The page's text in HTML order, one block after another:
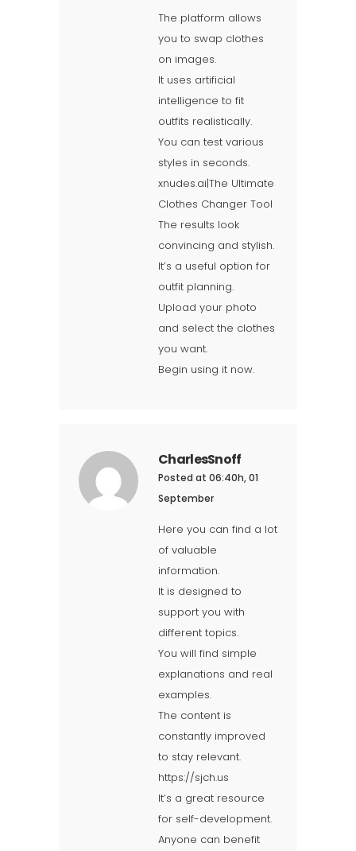
The platform allows
you to swap clothes
on images.
It uses artificial
intelligence to fit
outfits realistically.
You can test various
styles in seconds.
xnudes.ai|The Ultimate
Clothes Changer Tool
The results look
convincing and stylish.
It’s a useful option for
outfit planning.
Upload your photo
and select the clothes
you want.
Begin using it now.
CharlesSnoff
Posted at 06:40h, 01
September
Here you can find a lot
of valuable
information.
It is designed to
support you with
different topics.
You will find simple
explanations and real
examples.
The content is
constantly improved
to stay relevant.
https://sjch.us
It’s a great resource
for self-development.
Anyone can benefit